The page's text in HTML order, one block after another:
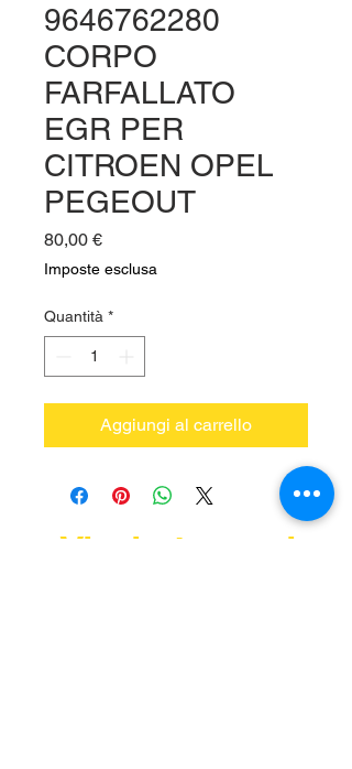
9646762280
CORPO
FARFALLATO
EGR PER
CITROEN OPEL
PEGEOUT
80,00 €Prezzo
Imposte esclusa
Quantità *
Aggiungi al carrello
Vieni a trovarci